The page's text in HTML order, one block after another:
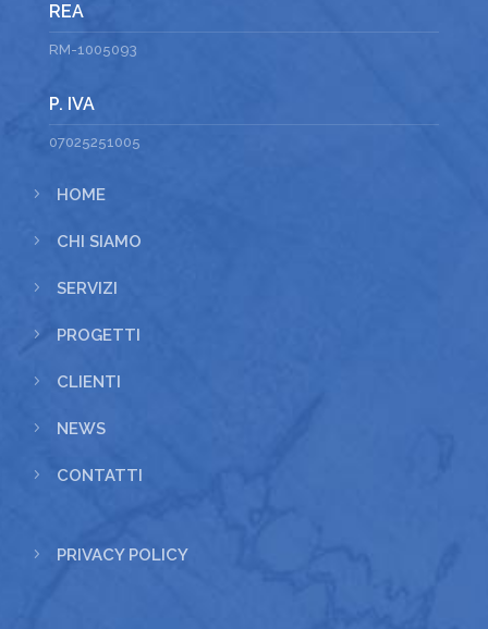
REA
RM-1005093
P. IVA
07025251005
5 HOME
5 CHI SIAMO
5 SERVIZI
5 PROGETTI
5 CLIENTI
5 NEWS
5 CONTATTI
5 PRIVACY POLICY